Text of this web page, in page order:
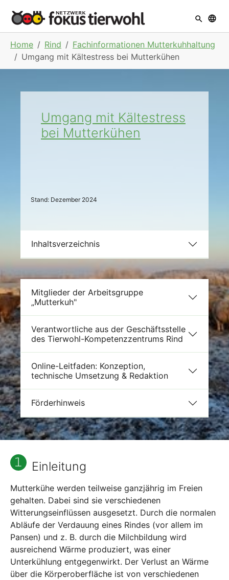
Home Rind
Fachinformationen Mutterkuhhaltung
Umgang mit Kältestress bei Mutterkühen
Umgang mit Kältestress
bei Mutterkühen
Stand: Dezember 2024
Inhaltsverzeichnis
Mitglieder der Arbeitsgruppe
„Mutterkuh"
Verantwortliche aus der Geschäftsstelle
des Tierwohl-Kompetenzzentrums Rind
Online-Leitfaden: Konzeption,
technische Umsetzung & Redaktion
Förderhinweis
Einleitung
Mutterkühe werden teilweise ganzjährig im Freien
gehalten. Dabei sind sie verschiedenen
Witterungseinflüssen ausgesetzt. Durch die normalen
Abläufe der Verdauung eines Rindes (vor allem im
Pansen) und z. B. durch die Milchbildung wird
ausreichend Wärme produziert, was einer
Unterkühlung entgegenwirkt. Der Verlust an Wärme
über die Körperoberfläche ist von verschiedenen